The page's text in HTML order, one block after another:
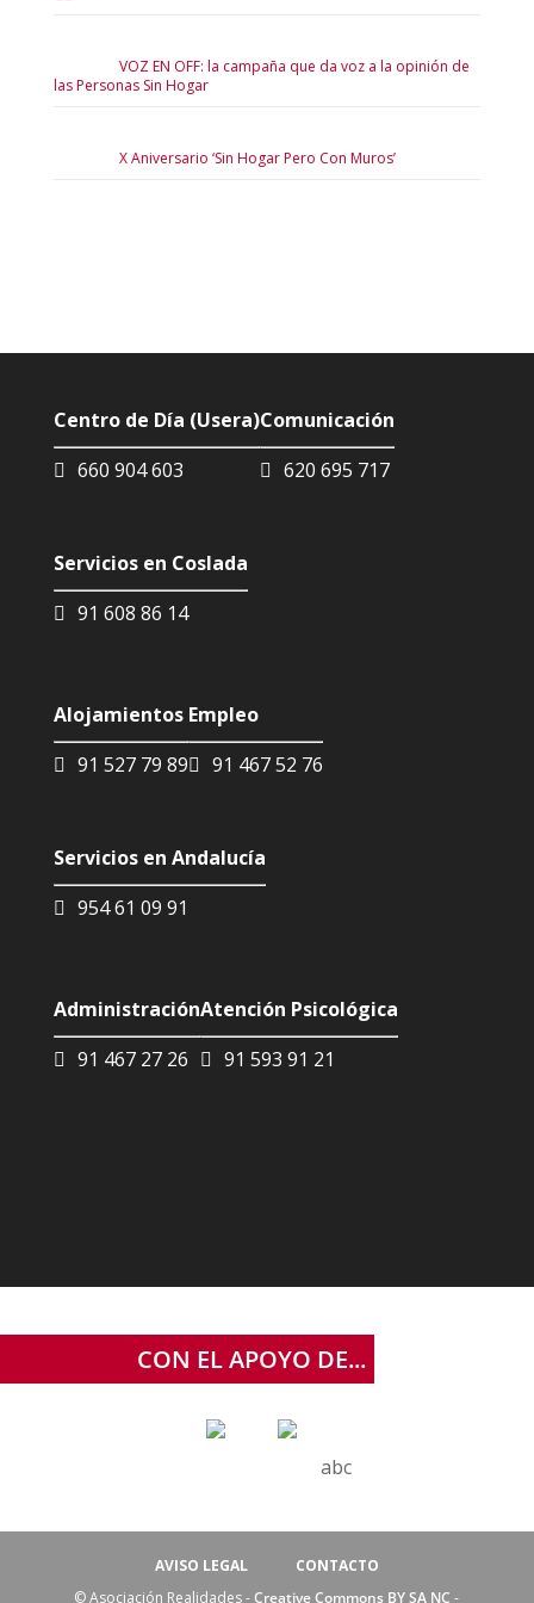
VOZ EN OFF: la campaña que da voz a la opinión de
las Personas Sin Hogar
X Aniversario ‘Sin Hogar Pero Con Muros’
Centro de Día (Usera)
660 904 603
Comunicación
620 695 717
Servicios en Coslada
91 608 86 14
Alojamientos
91 527 79 89
Empleo
91 467 52 76
Servicios en Andalucía
954 61 09 91
Administración
91 467 27 26
Atención Psicológica
91 593 91 21
CON EL APOYO DE...
abc
AVISO LEGAL
CONTACTO
© Asociación Realidades -Creative Commons BY SA NC -